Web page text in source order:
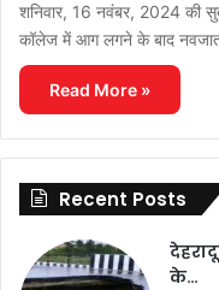
शनिवार, 16 नवंबर, 2024 की
कॉलेज में आग लगने के बाद
Read More »
Recent Posts
के…